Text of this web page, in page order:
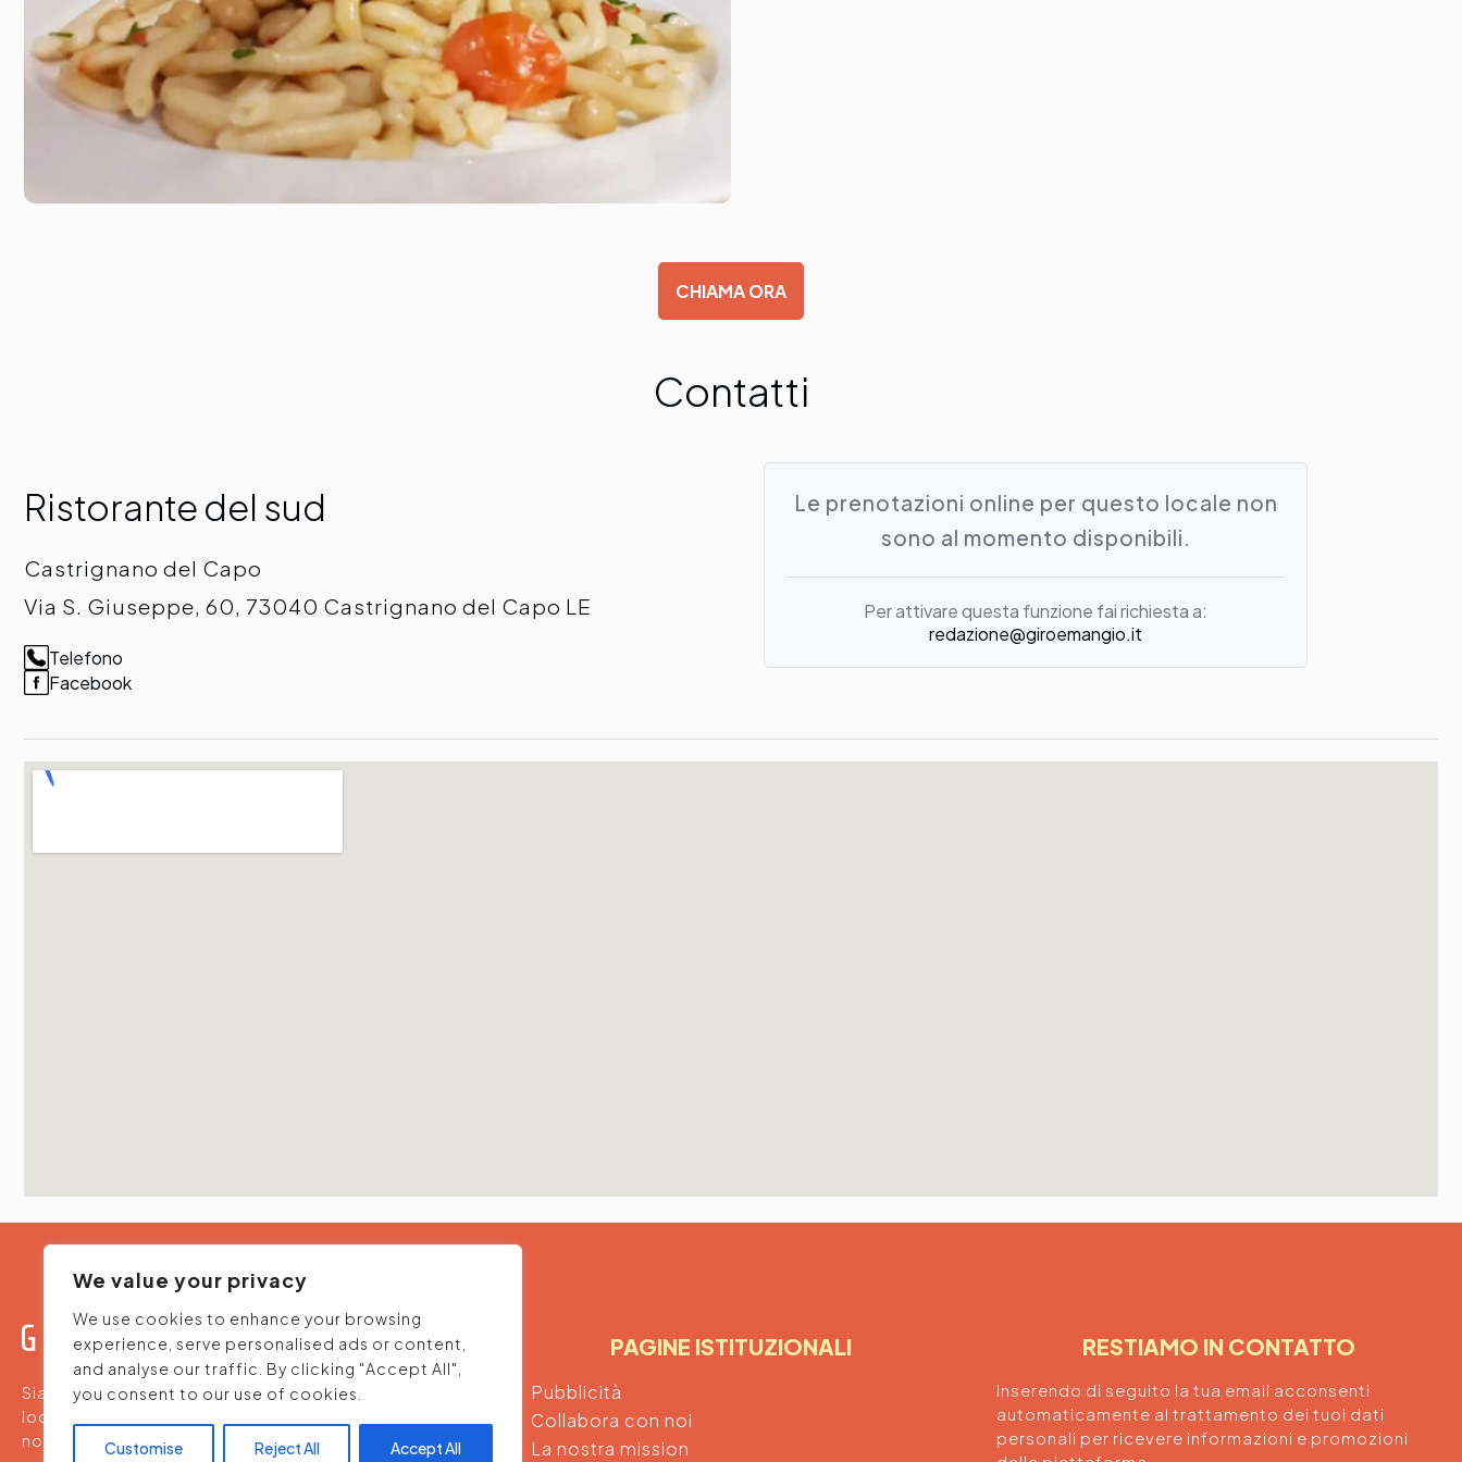
We value your privacy
We use cookies to enhance your browsing
experience, serve personalised ads or content,
and analyse our traffic. By clicking "Accept All",
you consent to our use of cookies.
Customise Reject All Accept All
CHIAMA ORA
Contatti
Ristorante del sud
Castrignano del Capo
Via S. Giuseppe, 60, 73040 Castrignano del Capo LE
Telefono
Facebook
Le prenotazioni online per questo locale non
sono al momento disponibili.
Per attivare questa funzione fai richiesta a:
redazione@giroemangio.it
Siamo un team che propone ristoranti, pizzerie e
location per aperitivi - ideali al nostro palato e alle
nostre tasche, con attenzione alle nostre tradizioni,
PAGINE ISTITUZIONALI
Pubblicità
Collabora con noi
La nostra mission
RESTIAMO IN CONTATTO
Inserendo di seguito la tua email acconsenti
automaticamente al trattamento dei tuoi dati
personali per ricevere informazioni e promozioni